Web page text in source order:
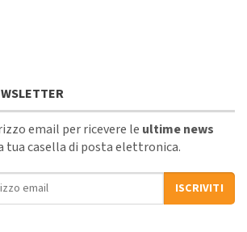
email per ricevere le ultime news
casella di posta elettronica.
ISCRIVITI